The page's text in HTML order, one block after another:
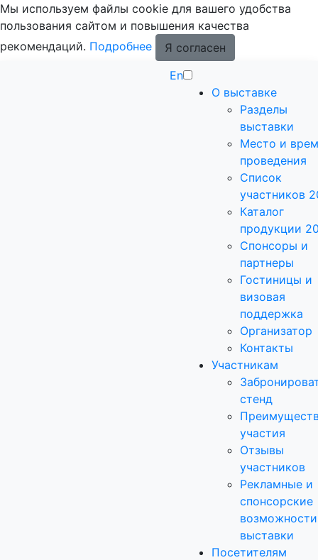
Мы используем файлы cookie для вашего удобства
пользования сайтом и повышения качества
рекомендаций. Подробнее
Я согласен
En
О выставке
Разделы
выставки
Место и
проведения
Список
участников
Каталог
продукции
Спонсоры и
партнеры
Гостиницы и
визовая
поддержка
Организатор
Контакты
Участникам
стенд
участия
Отзывы
участников
Рекламные и
спонсорские
возможности
выставки
Посетителям